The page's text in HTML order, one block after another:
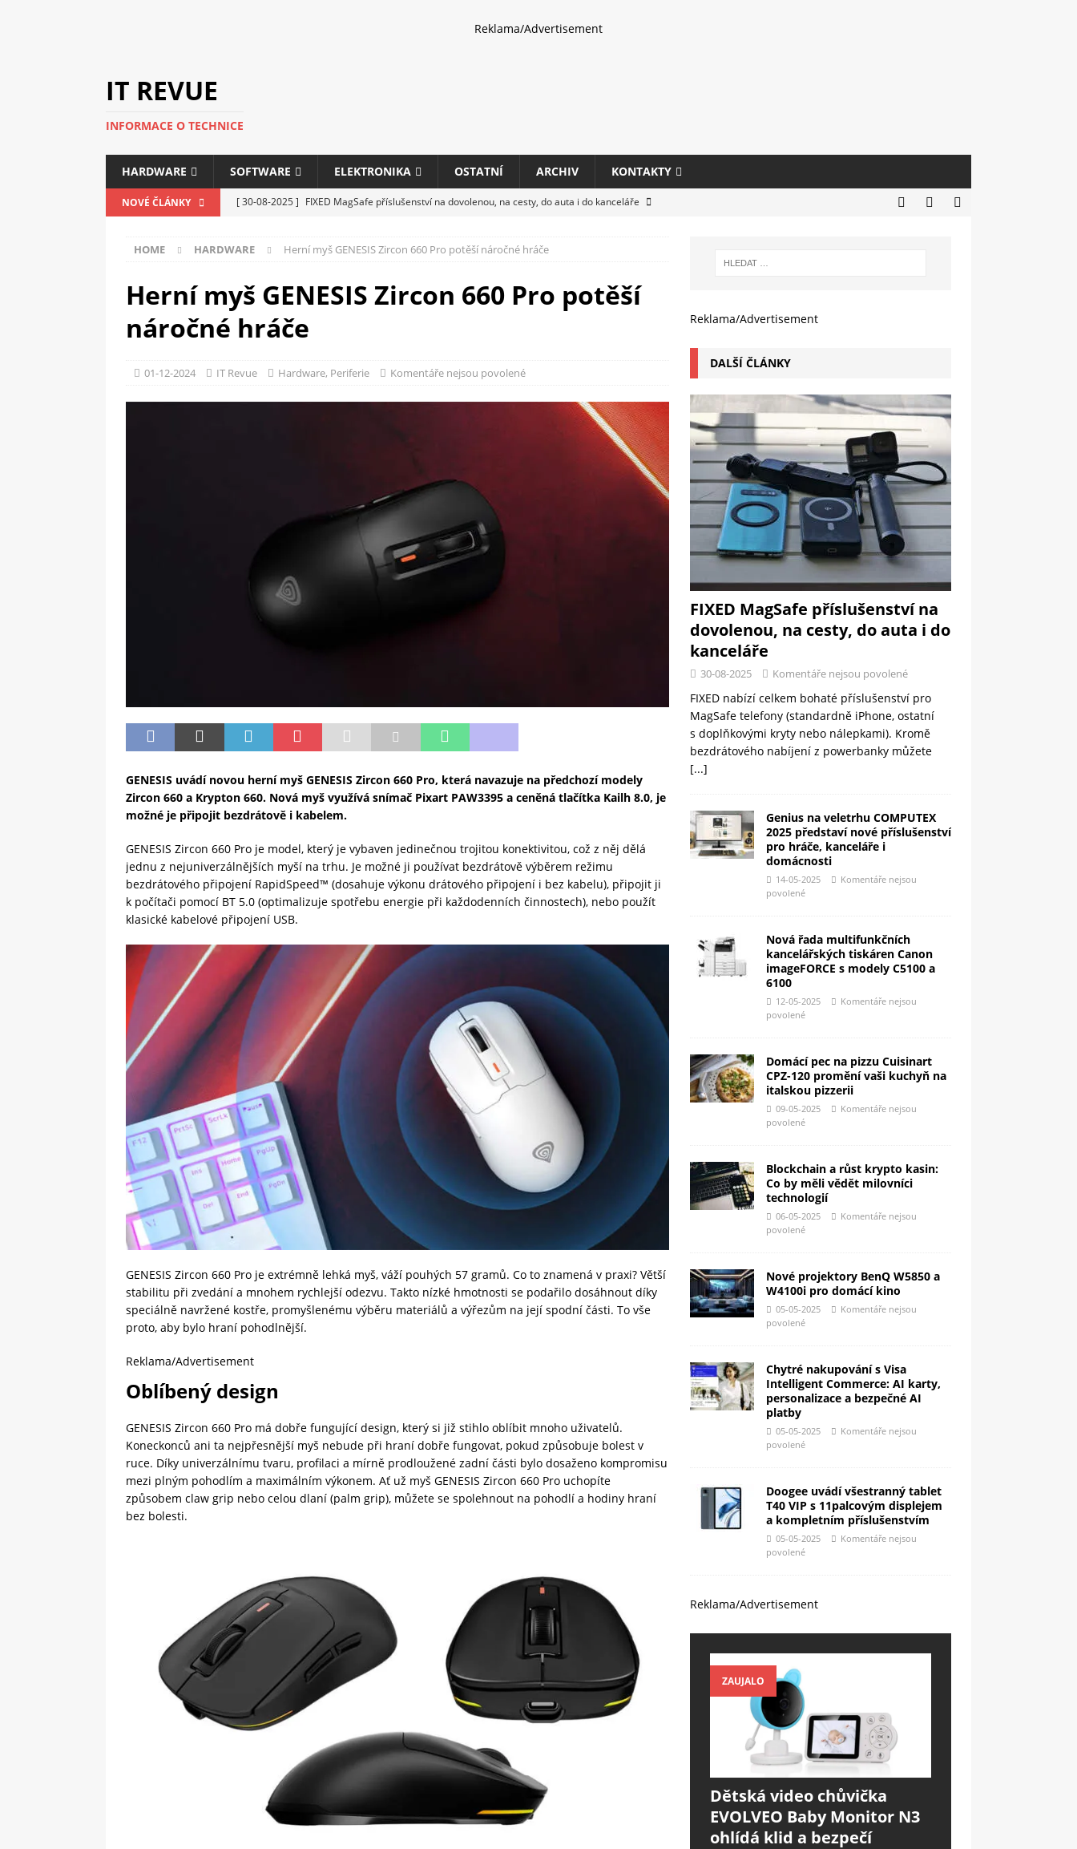
Reklama/Advertisement
IT REVUE
INFORMACE O TECHNICE
HARDWARE SOFTWARE ELEKTRONIKA OSTATNÍ ARCHIV KONTAKTY
NOVÉ ČLÁNKY [ 30-08-2025 ] FIXED MagSafe příslušenství na dovolenou, na cesty, do auta i do kanceláře
[ 14-05-2025 ] Genius na veletrhu COMPUTEX 2025 představí nové příslušenství pro hráče,
kanceláře i domácnosti
HARDWARE
[ 12-05-2025 ]
Nová řada multifunkčních kancelářských tiskáren Canon imageFORCE s modely
C5100 a 6100
Blockchain a růst krypto kasin: Co by měli vědět milovníci technologií
HOME HARDWARE Herní myš GENESIS Zircon 660 Pro potěší náročné hráče
Herní myš GENESIS Zircon 660 Pro potěší
náročné hráče
01-12-2024 IT Revue Hardware, Periferie Komentáře nejsou povolené
GENESIS uvádí novou herní myš GENESIS Zircon 660 Pro, která navazuje na předchozí modely
Zircon 660 a Krypton 660. Nová myš využívá snímač Pixart PAW3395 a ceněná tlačítka Kailh 8.0, je
možné je připojit bezdrátově i kabelem.
GENESIS Zircon 660 Pro je model, který je vybaven jedinečnou trojitou konektivitou, což z něj dělá
jednu z nejuniverzálnějších myší na trhu. Je možné ji používat bezdrátově výběrem režimu
bezdrátového připojení RapidSpeed™ (dosahuje výkonu drátového připojení i bez kabelu), připojit ji
k počítači pomocí BT 5.0 (optimalizuje spotřebu energie při každodenních činnostech), nebo použít
klasické kabelové připojení USB.
GENESIS Zircon 660 Pro je extrémně lehká myš, váží pouhých 57 gramů. Co to znamená v praxi? Větší
stabilitu při zvedání a mnohem rychlejší odezvu. Takto nízké hmotnosti se podařilo dosáhnout díky
speciálně navržené kostře, promyšlenému výběru materiálů a výřezům na její spodní části. To vše
proto, aby bylo hraní pohodlnější.
Reklama/Advertisement
Oblíbený design
GENESIS Zircon 660 Pro má dobře fungující design, který si již stihlo oblíbit mnoho uživatelů.
Koneckonců ani ta nejpřesnější myš nebude při hraní dobře fungovat, pokud způsobuje bolest v
ruce. Díky univerzálnímu tvaru, profilaci a mírně prodloužené zadní části bylo dosaženo kompromisu
mezi plným pohodlím a maximálním výkonem. Ať už myš GENESIS Zircon 660 Pro uchopíte
způsobem claw grip nebo celou dlaní (palm grip), můžete se spolehnout na pohodlí a hodiny hraní
bez bolesti.
Reklama/Advertisement
DALŠÍ ČLÁNKY
FIXED MagSafe příslušenství na
dovolenou, na cesty, do auta i do
kanceláře
30-08-2025 Komentáře nejsou povolené
FIXED nabízí celkem bohaté příslušenství pro
MagSafe telefony (standardně iPhone, ostatní
s doplňkovými kryty nebo nálepkami). Kromě
bezdrátového nabíjení z powerbanky můžete
[...]
Genius na veletrhu COMPUTEX
2025 představí nové příslušenství
pro hráče, kanceláře i
domácnosti
14-05-2025
Komentáře nejsou
povolené
Nová řada multifunkčních
kancelářských tiskáren Canon
imageFORCE s modely C5100 a
6100
12-05-2025
Komentáře nejsou
povolené
Domácí pec na pizzu Cuisinart
CPZ-120 promění vaši kuchyň na
italskou pizzerii
09-05-2025
Komentáře nejsou
povolené
Blockchain a růst krypto kasin:
Co by měli vědět milovníci
technologií
06-05-2025
Komentáře nejsou
povolené
Nové projektory BenQ W5850 a
W4100i pro domácí kino
05-05-2025
Komentáře nejsou
povolené
Chytré nakupování s Visa
Intelligent Commerce: AI karty,
personalizace a bezpečné AI
platby
05-05-2025
Komentáře nejsou
povolené
Doogee uvádí všestranný tablet
T40 VIP s 11palcovým displejem
a kompletním příslušenstvím
05-05-2025
Komentáře nejsou
povolené
Reklama/Advertisement
ZAUJALO
Dětská video chůvička
EVOLVEO Baby Monitor N3
ohlídá klid a bezpečí